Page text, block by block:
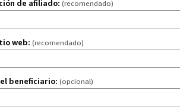
de afiliado: (recomendado)
web: (recomendado)
beneficiario: (opcional)